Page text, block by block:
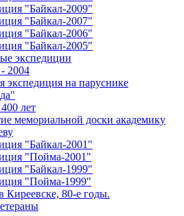
"Байкал-2009"
"Байкал-2007"
"Байкал-2006"
"Байкал-2005"
экспедиции
2004
экспедиция на паруснике
лет
мемориальной доски академику
"Байкал-2001"
"Пойма-2001"
"Байкал-1999"
"Пойма-1999"
Киреевске, 80-е годы.